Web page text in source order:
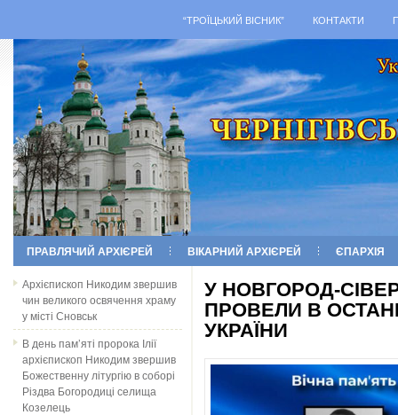
“ТРОЇЦЬКИЙ ВІСНИК” КОНТАКТИ
ПРАВЛЯЧИЙ АРХІЄРЕЙ ВІКАРНИЙ АРХІЄРЕЙ ЄПАРХІЯ
Архієпископ Никодим звершив
чин великого освячення храму
у місті Сновськ
В день пам’яті пророка Ілії
архієпископ Никодим звершив
Божественну літургію в соборі
Різдва Богородиці селища
Козелець
У НОВГОРОД-
ПРОВЕЛИ В
УКРАЇНИ